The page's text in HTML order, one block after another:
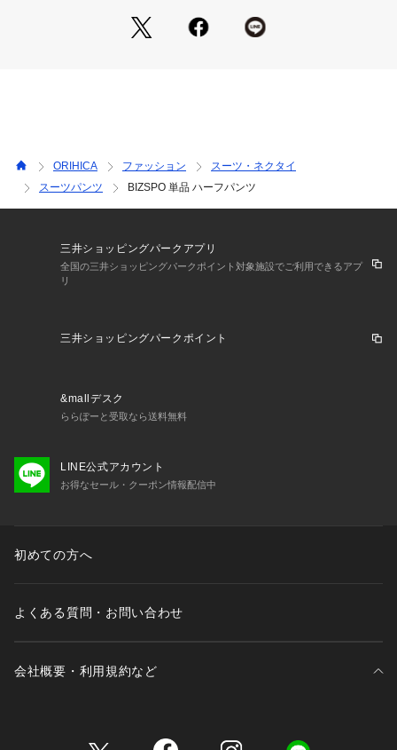
・ウエスト脇シャーリング仕様により、ウエスト周りもストレ
・休日カジュアルからスポーツシーンまで対応可能。
ORIHICA ファッション
スーツ・ネクタイ
スーツパンツ
BIZSPO 単品 ハーフパンツ
三井ショッピングパークアプリ
全国の三井ショッピングパークポイント対象施設でご利用できるアプ
リ
三井ショッピングパークポイント
&mallデスク
ららぽーと受取なら送料無料
LINE公式アカウント
お得なセール・クーポン情報配信中
初めての方へ
よくある質問・お問い合わせ
会社概要・利用規約など